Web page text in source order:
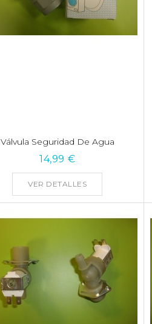
Válvula Seguridad De Agua
14,99 €
VER DETALLES